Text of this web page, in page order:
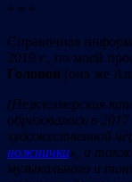
* * *
Справочная
2019 г., по моей
Головой (она же
(Не)клезмерская кап
образовалась в 2017
художественной ч
ножнички», а
музыкального и